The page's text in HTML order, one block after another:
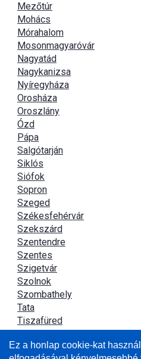
Mezőtúr
Mohács
Mórahalom
Mosonmagyaróvár
Nagyatád
Nagykanizsa
Nyíregyháza
Orosháza
Oroszlány
Ózd
Pápa
Salgótarján
Siklós
Siófok
Sopron
Szeged
Székesfehérvár
Szekszárd
Szentendre
Szentes
Szigetvár
Szolnok
Szombathely
Tata
Tiszafüred
Újszász
Ez a honlap cookie-kat